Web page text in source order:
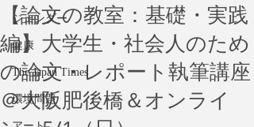
ジェンダー
健康
The Japan Times
環境問題
【論文の教室：基礎・実践
編】大学生・社会人のため
の論文・レポート執筆講座
＠大阪肥後橋＆オンライ